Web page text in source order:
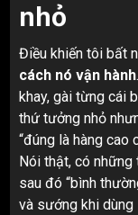
nhỏ
Điều khiến tôi bất
cách nó vận hành
khay, gài từng cái
thứ tưởng nhỏ
“đúng là hàng cao
Nói thật, có
sau đó “bình
và sướng khi